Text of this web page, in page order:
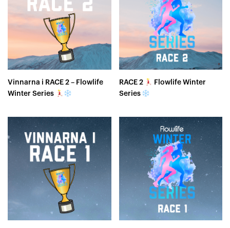
Vinnarna i RACE 2 – Flowlife
Winter Series
RACE 2
Flowlife Winter
Series